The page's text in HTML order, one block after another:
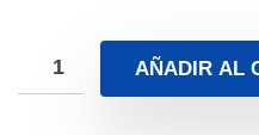
AÑADIR AL